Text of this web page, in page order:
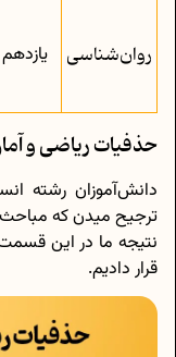
روان‌شناسی یازدهم
حذفیات ریاضی و آمار
دانش‌آموزان رشته
ترجیح میدن که
نتیجه ما در این
قرار دادیم.